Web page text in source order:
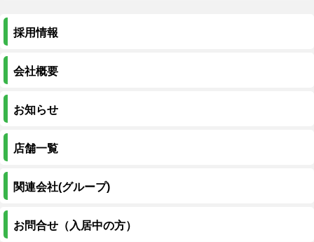
採用情報
会社概要
お知らせ
店舗一覧
関連会社(グループ)
お問合せ（入居中の方）